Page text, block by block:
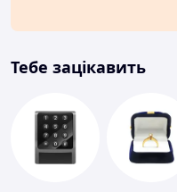
Тебе зацікавить